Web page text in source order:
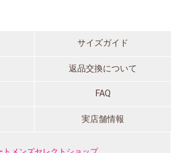
サイズガイド
返品交換について
FAQ
実店舗情報